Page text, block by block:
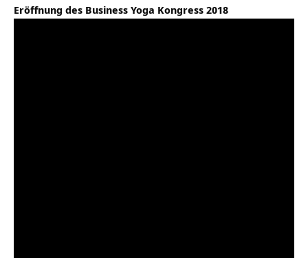
Eröffnung des Business Yoga Kongress 2018